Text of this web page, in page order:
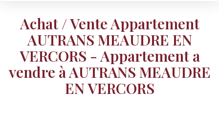
NOS AGENCES
CONTACT
Sélectionnez...
Type de bien
Surface min
Budget max Plus de critères
Créer une alerte
Achat / Vente Appartement
AUTRANS MEAUDRE EN
VERCORS - Appartement a
vendre à AUTRANS MEAUDRE
EN VERCORS